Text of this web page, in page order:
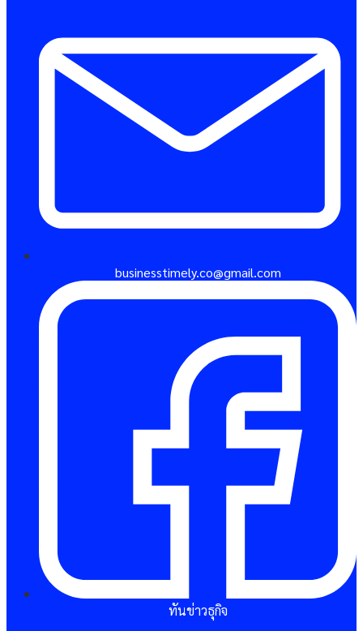
businesstimely.co@gmail.com
ทันข่าวธุกิจ